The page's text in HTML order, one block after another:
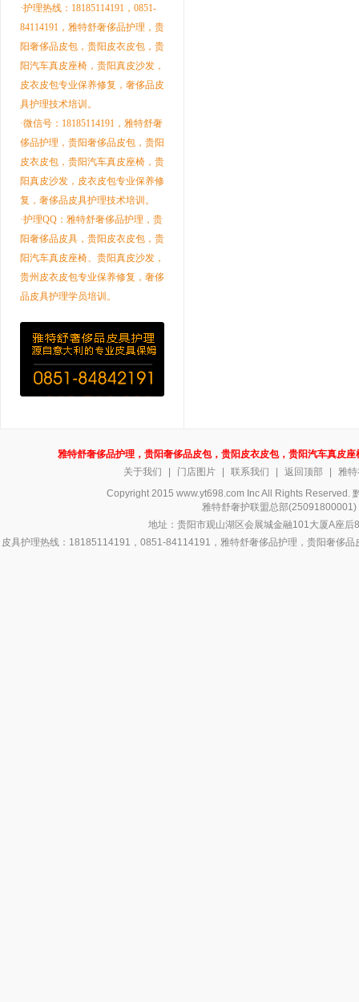
·护理热线：18185114191，0851-
84114191，雅特舒奢侈品护理，贵
阳奢侈品皮包，贵阳皮衣皮包，贵
阳汽车真皮座椅，贵阳真皮沙发，
皮衣皮包专业保养修复，奢侈品皮
具护理技术培训。
·微信号：18185114191，雅特舒奢
侈品护理，贵阳奢侈品皮包，贵阳
皮衣皮包，贵阳汽车真皮座椅，贵
阳真皮沙发，皮衣皮包专业保养修
复，奢侈品皮具护理技术培训。
·护理QQ：雅特舒奢侈品护理，贵
阳奢侈品皮具，贵阳皮衣皮包，贵
阳汽车真皮座椅、贵阳真皮沙发，
贵州皮衣皮包专业保养修复，奢侈
品皮具护理学员培训。
雅特舒奢侈品护理，贵阳奢侈品皮包，贵阳皮衣皮包，贵阳汽车真皮
关于我们
门店图片 联系我们 返回顶部
雅
Copyright 2015 www.yt698.com Inc All Rights Reserved.
雅特舒奢护联盟总部
地址：贵阳市观山湖区会展城金融101大厦A座
皮具护理热线：18185114191，0851-84114191，雅特舒奢侈品护理，贵阳奢侈